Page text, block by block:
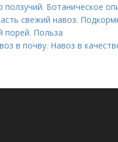
ползучий. Ботаническое
свежий навоз.
порей. Польза
в почву. Навоз в